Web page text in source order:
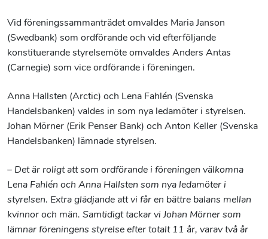
Vid föreningssammanträdet omvaldes Maria Janson
(Swedbank) som ordförande och vid efterföljande
konstituerande styrelsemöte omvaldes Anders Antas
(Carnegie) som vice ordförande i föreningen.
Anna Hallsten (Arctic) och Lena Fahlén (Svenska
Handelsbanken) valdes in som nya ledamöter i styrelsen.
Johan Mörner (Erik Penser Bank) och Anton Keller (Svenska
Handelsbanken) lämnade styrelsen.
– Det är roligt att som ordförande i föreningen välkomna
Lena Fahlén och Anna Hallsten som nya ledamöter i
styrelsen. Extra glädjande att vi får en bättre balans mellan
kvinnor och män. Samtidigt tackar vi Johan Mörner som
lämnar föreningens styrelse efter totalt 11 år, varav två år